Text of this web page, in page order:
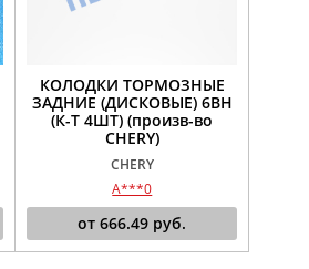
КОЛОДКИ ТОРМОЗНЫЕ
ЗАДНИЕ (ДИСКОВЫЕ) 6BH
(К-Т 4ШТ) (произв-во
CHERY)
CHERY
A***0
от666.49 руб.